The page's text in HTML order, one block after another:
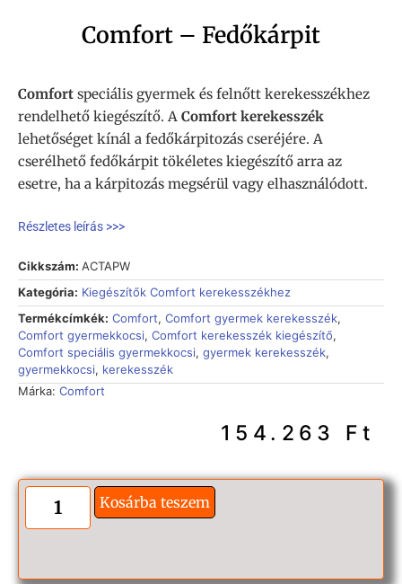
Comfort – Fedőkárpit
Comfort speciális gyermek és felnőtt kerekesszékhez
rendelhető kiegészítő. A Comfort kerekesszék
lehetőséget kínál a fedőkárpitozás cseréjére. A
cserélhető fedőkárpit tökéletes kiegészítő arra az
esetre, ha a kárpitozás megsérül vagy elhasználódott.
Részletes leírás >>>
Cikkszám: ACTAPW
Kategória: Kiegészítők Comfort kerekesszékhez
Termékcímkék: Comfort, Comfort gyermek kerekesszék,
Comfort gyermekkocsi, Comfort kerekesszék kiegészítő,
Comfort speciális gyermekkocsi, gyermek kerekesszék,
gyermekkocsi, kerekesszék
Márka: Comfort
154.263 Ft
Kosárba teszem